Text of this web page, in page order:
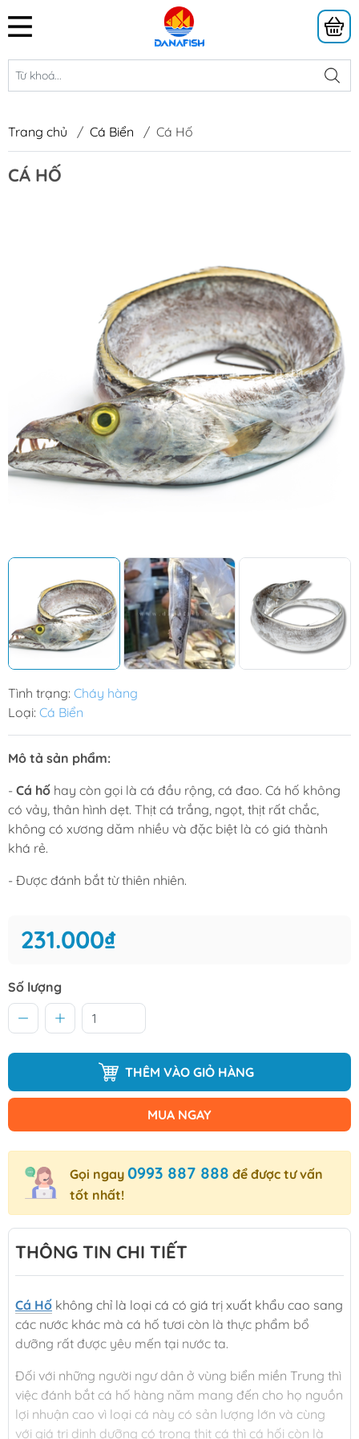
Trang chủ / Cá Biển / Cá Hố
CÁ HỐ
Tình trạng: Cháy hàng
Loại: Cá Biển
Mô tả sản phẩm:
- Cá hố hay còn gọi là cá đầu rộng, cá đao. Cá hố không
có vảy, thân hình dẹt. Thịt cá trắng, ngọt, thịt rất chắc,
không có xương dăm nhiều và đặc biệt là có giá thành
khá rẻ.
- Được đánh bắt từ thiên nhiên.
231.000₫
Số lượng
THÊM VÀO GIỎ HÀNG
MUA NGAY
Gọi ngay 0993 887 888 để được tư vấn
tốt nhất!
THÔNG TIN CHI TIẾT
Cá Hố không chỉ là loại cá có giá trị xuất khẩu cao sang
các nước khác mà cá hố tươi còn là thực phẩm bổ
dưỡng rất được yêu mến tại nước ta.
Đối với những người ngư dân ở vùng biển miền Trung thì
việc đánh bắt cá hố hàng năm mang đến cho họ nguồn
lợi nhuận cao vì loại cá này có sản lượng lớn và cùng
với giá trị dinh dưỡng có trong thịt cá thì cá hối còn là